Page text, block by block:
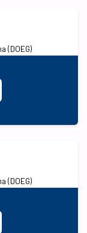
(DOEG)
(DOEG)